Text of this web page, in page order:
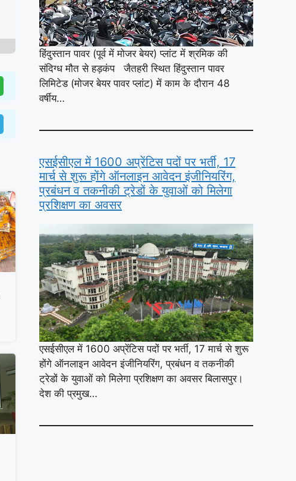
हिंदुस्तान पावर (पूर्व में मोजर बेयर) प्लांट में श्रमिक की
संदिग्ध मौत से हड़कंप जैतहरी स्थित हिंदुस्तान पावर
लिमिटेड (मोजर बेयर पावर प्लांट) में काम के दौरान 48
वर्षीय…
एसईसीएल में 1600 अप्रेंटिस पदों पर भर्ती, 17
मार्च से शुरू होंगे ऑनलाइन आवेदन इंजीनियरिंग,
प्रबंधन व तकनीकी ट्रेडों के युवाओं को मिलेगा
प्रशिक्षण का अवसर
एसईसीएल में 1600 अप्रेंटिस पदों पर भर्ती, 17 मार्च से शुरू
होंगे ऑनलाइन आवेदन इंजीनियरिंग, प्रबंधन व तकनीकी
ट्रेडों के युवाओं को मिलेगा प्रशिक्षण का अवसर बिलासपुर।
देश की प्रमुख…